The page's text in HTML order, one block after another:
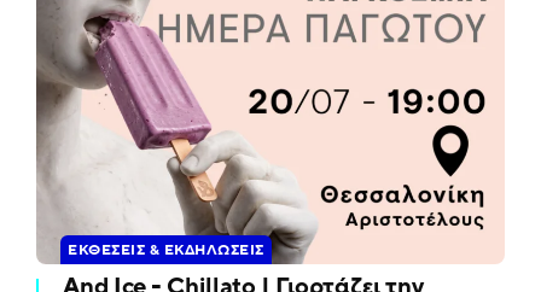
ΕΚΘΈΣΕΙΣ & ΕΚΔΗΛΏΣΕΙΣ